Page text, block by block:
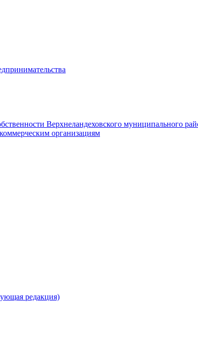
Верхнеландеховского муниципального
организациям
редакция)